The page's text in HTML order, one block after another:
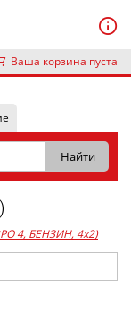
Ваша корзина пуста
4, БЕНЗИН, 4x2)